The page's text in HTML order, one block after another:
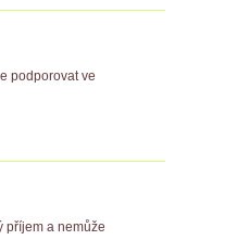
podporovat ve
příjem a nemůže